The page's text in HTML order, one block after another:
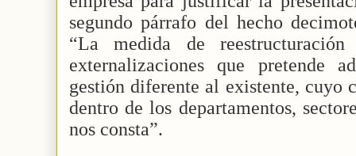
segundo párrafo del hecho
“La medida de
externalizaciones que pretende
gestión diferente al existente, cuyo
dentro de los departamentos,
nos consta”.